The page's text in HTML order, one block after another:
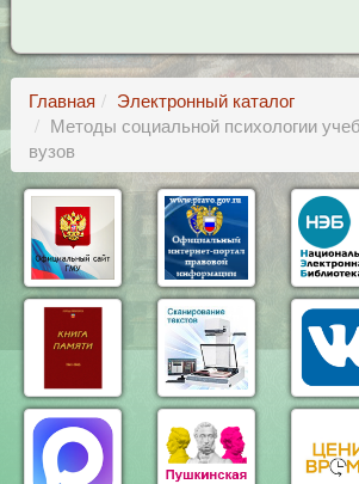
Главная
Электронный каталог
Методы социальной психологии
вузов